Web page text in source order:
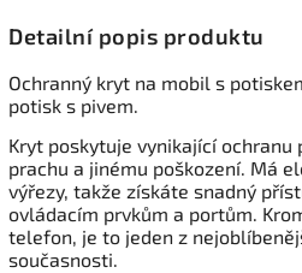
Detailní popis produktu
Ochranný kryt na mobil s
potisk s pivem.
Kryt poskytuje vynikající ochranu
prachu a jinému poškození. Má
výřezy, takže získáte snadný
ovládacím prvkům a portům.
telefon, je to jeden z
současnosti.